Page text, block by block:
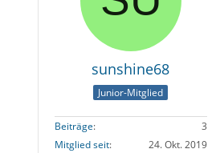
sunshine68
Junior-Mitglied
Beiträge
3
Mitglied seit
24. Okt. 2019